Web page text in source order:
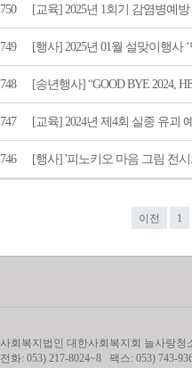
750 [교육] 2025년 1회기 감염병예
749 [행사] 2025년 01월 설맞이행사
748 [송년행사] “GOOD BYE 2024,
747 [교육] 2024년 제4회 실종 유괴
746 [행사] '피노키오 마음 그림 전
이전 1
사회복지법인 대한사회복지회 늘사랑
전화: 053) 217-8024~8 팩스: 053) 743-